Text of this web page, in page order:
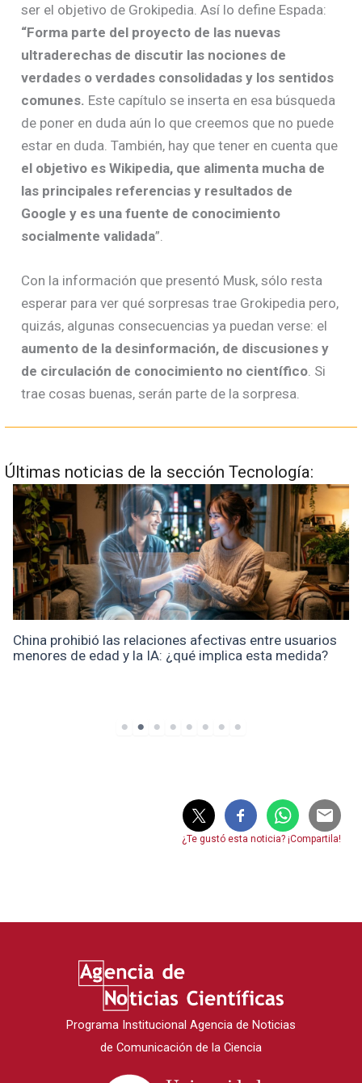
ser el objetivo de Grokipedia. Así lo define Espada:
“Forma parte del proyecto de las nuevas
ultraderechas de discutir las nociones de
verdades o verdades consolidadas y los sentidos
comunes. Este capítulo se inserta en esa búsqueda
de poner en duda aún lo que creemos que no puede
estar en duda. También, hay que tener en cuenta que
el objetivo es Wikipedia, que alimenta mucha de
las principales referencias y resultados de
Google y es una fuente de conocimiento
socialmente validada”.
Con la información que presentó Musk, sólo resta
esperar para ver qué sorpresas trae Grokipedia pero,
quizás, algunas consecuencias ya puedan verse: el
aumento de la desinformación, de discusiones y
de circulación de conocimiento no científico. Si
trae cosas buenas, serán parte de la sorpresa.
Últimas noticias de la sección Tecnología:
China prohibió las relaciones afectivas entre usuarios
menores de edad y la IA: ¿qué implica esta medida?
¿Te gustó esta noticia? ¡Compartila!
Programa Institucional Agencia de Noticias
de Comunicación de la Ciencia